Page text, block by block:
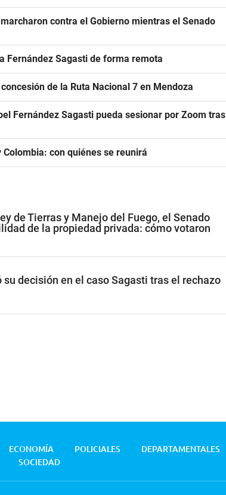
contra el Gobierno mientras el Senado
Fernández Sagasti de forma remota
de la Ruta Nacional 7 en Mendoza
Fernández Sagasti pueda sesionar por Zoom tras
con quiénes se reunirá
de Tierras y Manejo del Fuego, el Senado
de la propiedad privada: cómo votaron
decisión en el caso Sagasti tras el rechazo
ECONOMÍA POLICIALES DEPARTAMENTALES
SOCIEDAD